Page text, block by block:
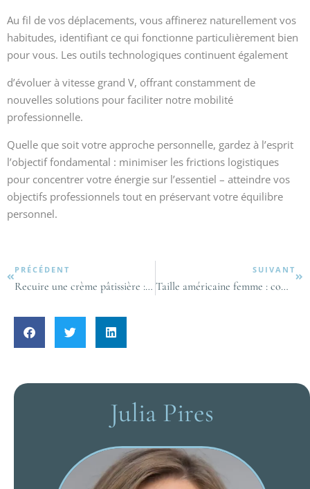
Au fil de vos déplacements, vous affinerez naturellement vos
habitudes, identifiant ce qui fonctionne particulièrement bien
pour vous. Les outils technologiques continuent également
d’évoluer à vitesse grand V, offrant constamment de
nouvelles solutions pour faciliter notre mobilité
professionnelle.
Quelle que soit votre approche personnelle, gardez à l’esprit
l’objectif fondamental : minimiser les frictions logistiques
pour concentrer votre énergie sur l’essentiel – atteindre vos
objectifs professionnels tout en préservant votre équilibre
personnel.
PRÉCÉDENT
Recuire une crème pâtissière : astuces pour une texture parfaite sans grumeaux
SUIVANT
Taille américaine femme : comment bien choisir sans se tromper ?
Julia Pires